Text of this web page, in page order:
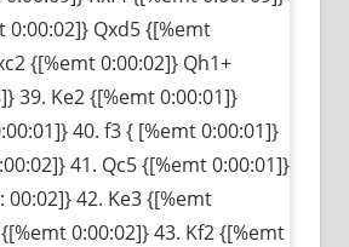
0:00:02]} Qxd5 {[%emt
{[%emt 0:00:02]} Qh1+
39. Ke2 {[%emt 0:00:01]}
40. f3 { [%emt 0:00:01]}
41. Qc5 {[%emt 0:00:01]}
00:02]} 42. Ke3 {[%emt
0:00:02]} 43. Kf2 {[%emt